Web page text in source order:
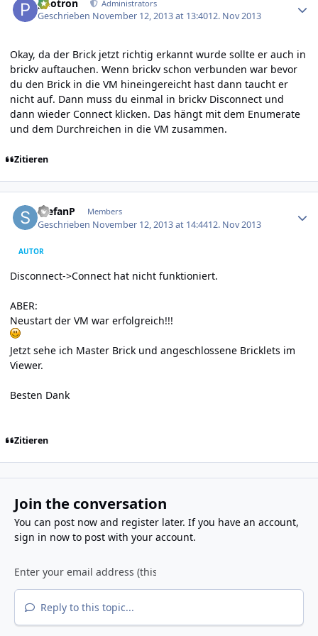
photron Administrators
Geschrieben November 12, 2013 at 13:4012. Nov 2013
Okay, da der Brick jetzt richtig erkannt wurde sollte er auch in
brickv auftauchen. Wenn brickv schon verbunden war bevor
du den Brick in die VM hineingereicht hast dann taucht er
nicht auf. Dann muss du einmal in brickv Disconnect und
dann wieder Connect klicken. Das hängt mit dem Enumerate
und dem Durchreichen in die VM zusammen.
Zitieren
StefanP Members
Geschrieben November 12, 2013 at 14:4412. Nov 2013
AUTOR
Disconnect->Connect hat nicht funktioniert.
ABER:
Neustart der VM war erfolgreich!!!
Jetzt sehe ich Master Brick und angeschlossene Bricklets im
Viewer.
Besten Dank
Zitieren
Join the conversation
You can post now and register later. If you have an account,
sign in nowto post with your account.
Reply to this topic...